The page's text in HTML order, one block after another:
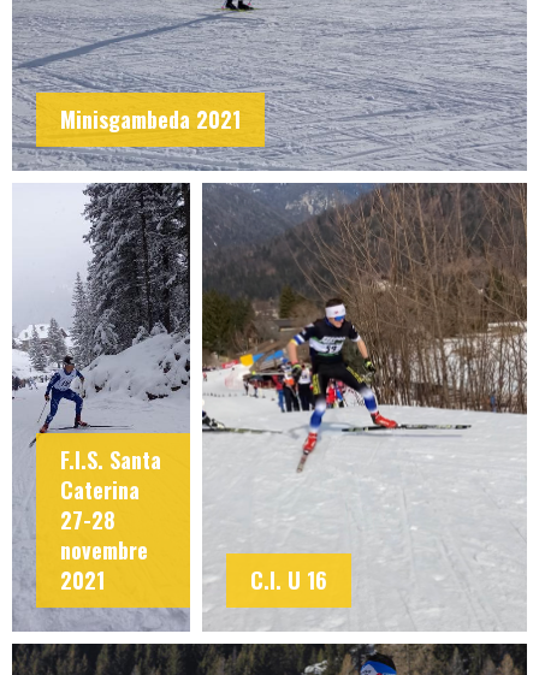
Minisgambeda 2021
F.I.S. Santa
Caterina
27-28
novembre
2021
C.I. U 16